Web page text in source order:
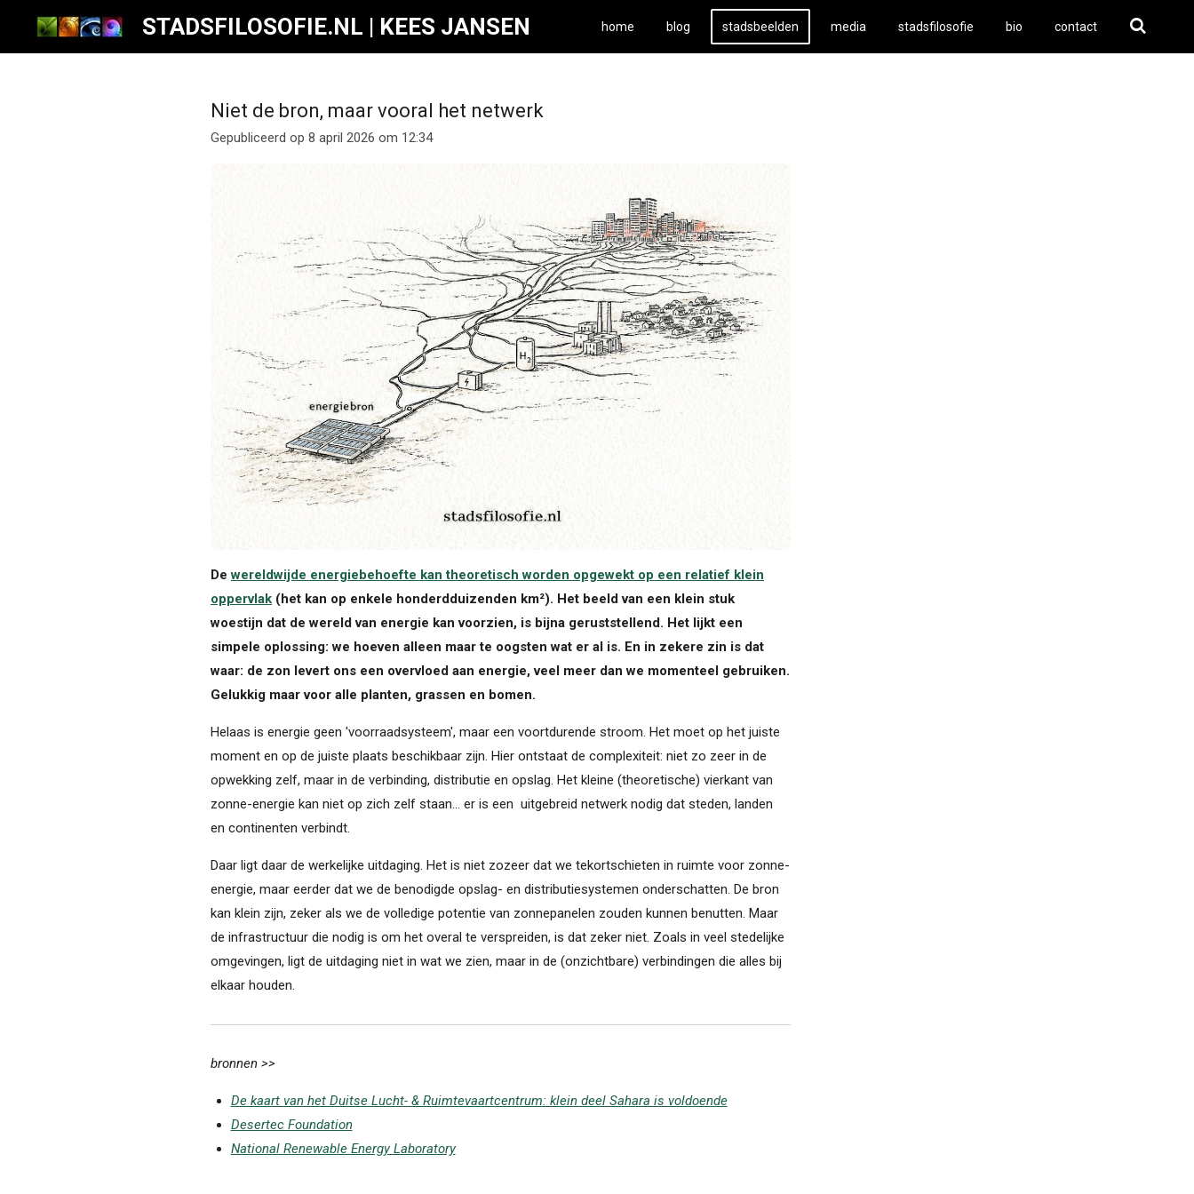
STADSFILOSOFIE.NL | KEES JANSEN home blog stadsbeelden media stadsfilosofie bio contact
Niet de bron, maar vooral het netwerk
Gepubliceerd op 8 april 2026 om 12:34
Dewereldwijde energiebehoefte kan theoretisch worden opgewekt op een relatief klein
oppervlak (het kan op enkele honderdduizenden km²). Het beeld van een klein stuk
woestijn dat de wereld van energie kan voorzien, is bijna geruststellend. Het lijkt een
simpele oplossing: we hoeven alleen maar te oogsten wat er al is. En in zekere zin is dat
waar: de zon levert ons een overvloed aan energie, veel meer dan we momenteel gebruiken.
Gelukkig maar voor alle planten, grassen en bomen.
Helaas is energie geen 'voorraadsysteem', maar een voortdurende stroom. Het moet op het juiste
moment en op de juiste plaats beschikbaar zijn. Hier ontstaat de complexiteit: niet zo zeer in de
opwekking zelf, maar in de verbinding, distributie en opslag. Het kleine (theoretische) vierkant van
zonne-energie kan niet op zich zelf staan... er is een uitgebreid netwerk nodig dat steden, landen
en continenten verbindt.
Daar ligt daar de werkelijke uitdaging. Het is niet zozeer dat we tekortschieten in ruimte voor zonne-
energie, maar eerder dat we de benodigde opslag- en distributiesystemen onderschatten. De bron
kan klein zijn, zeker als we de volledige potentie van zonnepanelen zouden kunnen benutten. Maar
de infrastructuur die nodig is om het overal te verspreiden, is dat zeker niet. Zoals in veel stedelijke
omgevingen, ligt de uitdaging niet in wat we zien, maar in de (onzichtbare) verbindingen die alles bij
elkaar houden.
bronnen >>
De kaart van het Duitse Lucht- & Ruimtevaartcentrum: klein deel Sahara is voldoende
Desertec Foundation
National Renewable Energy Laboratory